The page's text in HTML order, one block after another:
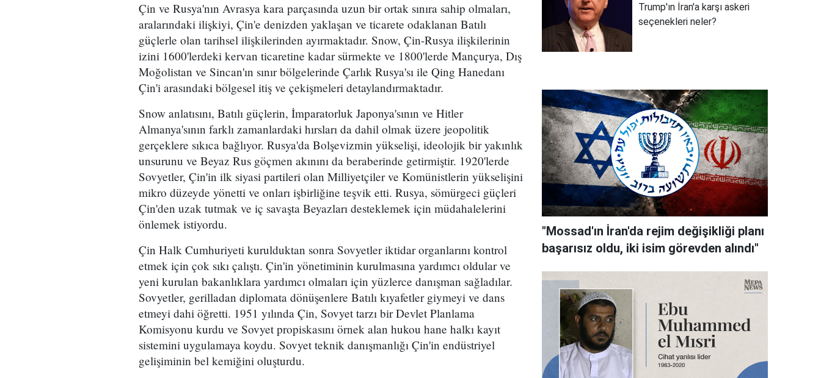
Çin ve Rusya'nın Avrasya kara parçasında uzun bir ortak sınıra sahip olmaları,
aralarındaki ilişkiyi, Çin'e denizden yaklaşan ve ticarete odaklanan Batılı
güçlerle olan tarihsel ilişkilerinden ayırmaktadır. Snow, Çin-Rusya ilişkilerinin
izini 1600'lerdeki kervan ticaretine kadar sürmekte ve 1800'lerde Mançurya, Dış
Moğolistan ve Sincan'ın sınır bölgelerinde Çarlık Rusya'sı ile Qing Hanedanı
Çin'i arasındaki bölgesel itiş ve çekişmeleri detaylandırmaktadır.
Snow anlatısını, Batılı güçlerin, İmparatorluk Japonya'sının ve Hitler
Almanya'sının farklı zamanlardaki hırsları da dahil olmak üzere jeopolitik
gerçeklere sıkıca bağlıyor. Rusya'da Bolşevizmin yükselişi, ideolojik bir yakınlık
unsurunu ve Beyaz Rus göçmen akınını da beraberinde getirmiştir. 1920'lerde
Sovyetler, Çin'in ilk siyasi partileri olan Milliyetçiler ve Komünistlerin yükselişini
mikro düzeyde yönetti ve onları işbirliğine teşvik etti. Rusya, sömürgeci güçleri
Çin'den uzak tutmak ve iç savaşta Beyazları desteklemek için müdahalelerini
önlemek istiyordu.
Çin Halk Cumhuriyeti kurulduktan sonra Sovyetler iktidar organlarını kontrol
etmek için çok sıkı çalıştı. Çin'in yönetiminin kurulmasına yardımcı oldular ve
yeni kurulan bakanlıklara yardımcı olmaları için yüzlerce danışman sağladılar.
Sovyetler, gerilladan diplomata dönüşenlere Batılı kıyafetler giymeyi ve dans
etmeyi dahi öğretti. 1951 yılında Çin, Sovyet tarzı bir Devlet Planlama
Komisyonu kurdu ve Sovyet propiskasını örnek alan hukou hane halkı kayıt
sistemini uygulamaya koydu. Sovyet teknik danışmanlığı Çin'in endüstriyel
gelişiminin bel kemiğini oluşturdu.
Trump'ın İran'a karşı askeri
seçenekleri neler?
"Mossad'ın İran'da rejim değişikliği planı
başarısız oldu, iki isim görevden alındı"